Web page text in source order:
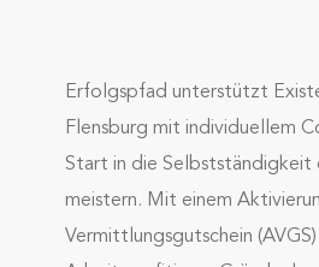
Erfolgspfad unterstützt
Flensburg mit individuellem
Start in die Selbstständigkeit
meistern. Mit einem
Vermittlungsgutschein